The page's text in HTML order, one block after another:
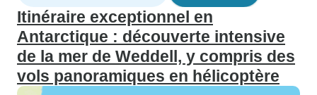
Itinéraire exceptionnel en
Antarctique : découverte intensive
de la mer de Weddell, y compris des
vols panoramiques en hélicoptère